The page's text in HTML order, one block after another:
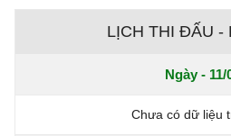
LỊCH THI ĐẤU -
Ngày - 11/
Chưa có dữ liệu